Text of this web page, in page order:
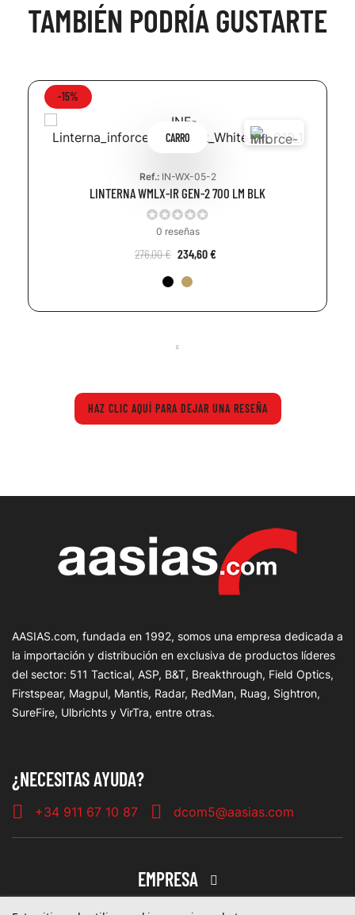
TAMBIÉN PODRÍA GUSTARTE
-15%
CARRO
Ref.:IN-WX-05-2
LINTERNA WMLX-IR GEN-2 700 LM BLK
0 reseñas
276,00 € 234,60 €
HAZ CLIC AQUÍ PARA DEJAR UNA RESEÑA
AASIAS.com, fundada en 1992, somos una empresa dedicada a
la importación y distribución en exclusiva de productos líderes
del sector: 511 Tactical, ASP, B&T, Breakthrough, Field Optics,
Firstspear, Magpul, Mantis, Radar, RedMan, Ruag, Sightron,
SureFire, Ulbrichts y VirTra, entre otras.
¿NECESITAS AYUDA?
+34 911 67 10 87 dcom5@aasias.com
EMPRESA